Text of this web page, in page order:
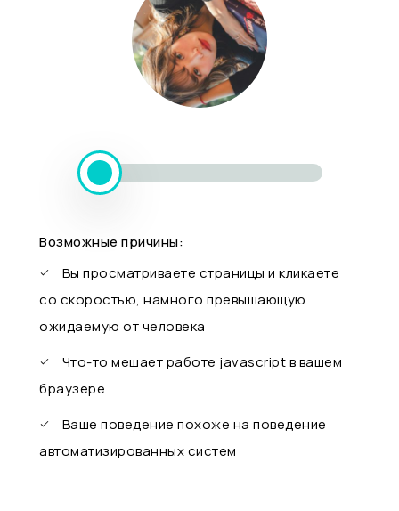
Возможные причины:
Вы просматриваете страницы и кликаете
со скоростью, намного превышающую
ожидаемую от человека
Что-то мешает работе javascript в вашем
браузере
Ваше поведение похоже на поведение
автоматизированных систем